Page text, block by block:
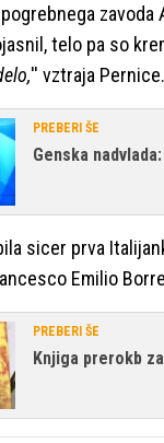
telo pa so
'' vztraja Pernice.
PREBERI ŠE
Genska
sicer prva
Emilio
PREBERI ŠE
Knjiga prerokb